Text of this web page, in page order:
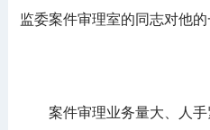
监委案件审理室的同志对他的
案件审理业务量大、人手